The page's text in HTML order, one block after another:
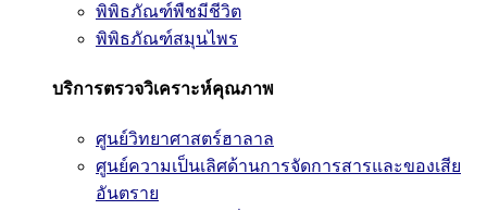
พิพิธภัณฑ์พืชมีชีวิต
พิพิธภัณฑ์สมุนไพร
บริการตรวจวิเคราะห์คุณภาพ
ศูนย์วิทยาศาสตร์ฮาลาล
ศูนย์ความเป็นเลิศด้านการจัดการสารและของเสีย
อันตราย